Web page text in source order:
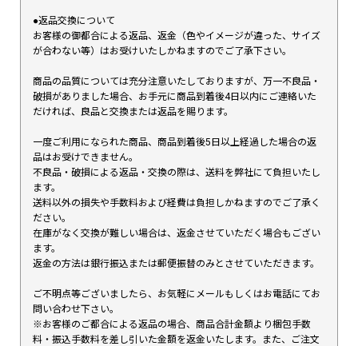
●返品交換について
お客様の御都合による返品、返金（色やイメージが違った、サイズ
が合わない等）はお受けいたしかねますのでご了承下さい。
商品の品質については充分注意いたしておりますが、万一不良品・
破損がありました場合、お手元に商品到着後4日以内にご連絡いた
だければ、良品と交換または返品を賜ります。
一度ご利用になられた商品、商品到着後5日以上経過した場合の返
品はお受けできません。
不良品・破損による返品・交換の際は、送料を弊社にて負担いたし
ます。
送料以外の損失や手数料および経費は負担しかねますのでご了承く
ださい。
在庫がなく交換が難しい場合は、返金させていただく場合もござい
ます。
返金の方法は銀行振込または郵便振替のみとさせていただきます。
ご不明点等ございましたら、お気軽にメールもしくはお電話にてお
問い合わせ下さい。
※お客様のご都合による返品の場合、商品合計金額より梱包手数
料・振込手数料を差し引いた金額を返金いたします。また、ご注文